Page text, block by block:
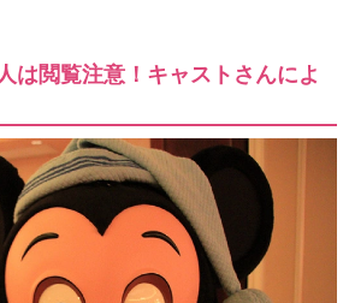
は閲覧注意！キャストさんによ